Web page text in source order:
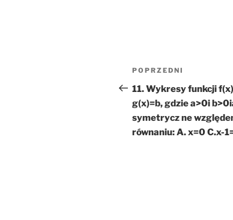
Nawigacja
wpisu
Poprzedni
wpis
POPRZEDNI
11. Wykresy funkcji
g(x)=b, gdzie a>0i
symetrycz ne
równaniu: A. x=0 C.x-